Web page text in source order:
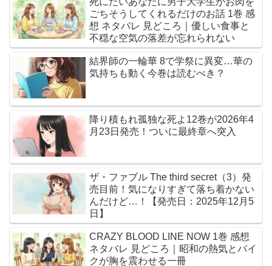
ごちそうしてくれるだけのお話 1巻 感
想 ネタバレ 見どころ｜優しい食事と
不穏な空気の落差が忘れられない
結界師の一輪華 8で学祭に異変…華の
気持ちも動く今巻は読むべき？
降り積もれ孤独な死よ12巻が2026年4
月23日発売！ついに最終章へ突入
ザ・ファブル The third secret（3）発
売目前！気になりすぎて落ち着かない
んだけど…！【発売日：2025年12月5
日】
CRAZY BLOOD LINE NOW 1巻 感想
ネタバレ 見どころ｜昭和の熱気とバイ
クが胸を震わせる一冊